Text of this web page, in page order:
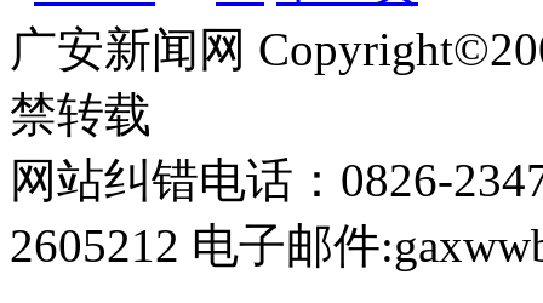
广安新闻网
禁转载
网站纠错电话：0826-
2605212 电子邮件